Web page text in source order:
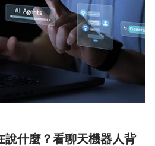
說什麼？看聊天機器人背